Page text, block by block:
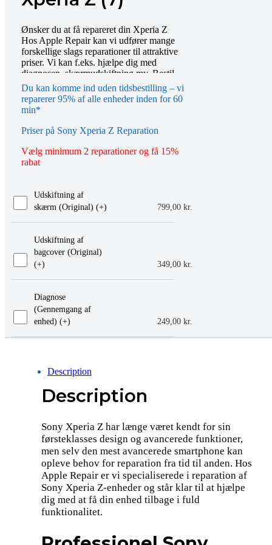
Ønsker du at få repareret din Xperia Z
Hos Apple Repair kan vi udfører mange
forskellige slags reparationer til attraktive
priser. Vi kan f.eks. hjælpe dig med
diagnosen, skærmudskiftning mv. Bestil
tid online eller mød op i vores butik, så
hjælper vi dig gerne videre. Du er også
altid velkommen til at kontakte os på
Du kan komme ind uden tidsbestilling – vi
reparerer 95% af alle enheder inden for 60
min*
Priser på Sony Xperia Z Reparation
Vælg minimum 2 reparationer og få 15%
rabat
Udskiftning af
skærm (Original) (+
799,00 kr.
)
Udskiftning af
bagcover (Original)
(+
349,00 kr.
)
Diagnose
(Gennemgang af
enhed) (+
249,00 kr.
)
Description
Description
Sony Xperia Z har længe været kendt for sin
førsteklasses design og avancerede funktioner,
men selv den mest avancerede smartphone kan
opleve behov for reparation fra tid til anden. Hos
Apple Repair er vi specialiserede i reparation af
Sony Xperia Z-enheder og står klar til at hjælpe
dig med at få din enhed tilbage i fuld
funktionalitet.